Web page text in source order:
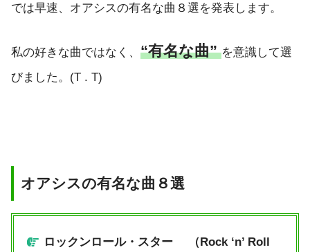
では早速、オアシスの有名な曲８選を発表します。
私の好きな曲ではなく、 “有名な曲”を意識して選
びました。(T . T)
オアシスの有名な曲８選
ロックンロール・スター （Rock ‘n’ Roll